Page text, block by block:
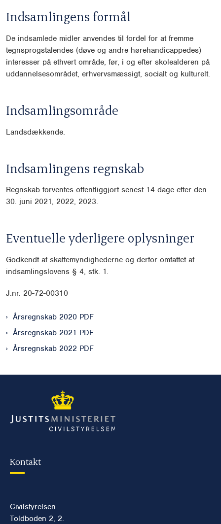
Indsamlingens formål
De indsamlede midler anvendes til fordel for at fremme
tegnsprogstalendes (døve og andre hørehandicappedes)
interesser på ethvert område, før, i og efter skolealderen på
uddannelsesområdet, erhvervsmæssigt, socialt og kulturelt.
Indsamlingsområde
Landsdækkende.
Indsamlingens regnskab
Regnskab forventes offentliggjort senest 14 dage efter den
30. juni 2021, 2022, 2023.
Eventuelle yderligere oplysninger
Godkendt af skattemyndighederne og derfor omfattet af
indsamlingslovens § 4, stk. 1.
J.nr. 20-72-00310
Årsregnskab 2020 PDF
Årsregnskab 2021 PDF
Årsregnskab 2022 PDF
Kontakt
Civilstyrelsen
Toldboden 2, 2.